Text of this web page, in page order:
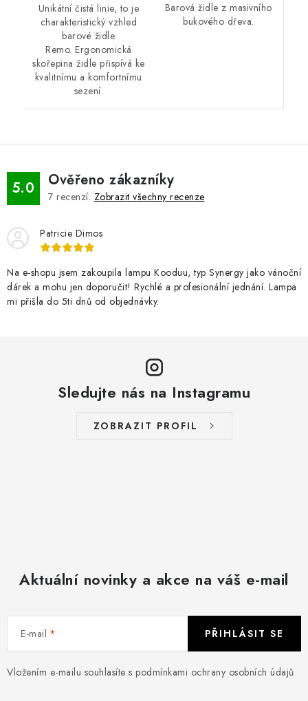
Unikátní čistá linie, to je
charakteristický vzhled
barové židle
Remo. Ergonomická
skořepina židle přispívá ke
kvalitnímu a komfortnímu
sezení.
Barová židle z masivního
bukového dřeva.
5.0 Ověřeno zákazníky
7 recenzí. Zobrazit všechny recenze
Patricie Dimos
Na e-shopu jsem zakoupila lampu Kooduu, typ Synergy jako vánoční
dárek a mohu jen doporučit! Rychlé a profesionální jednání. Lampa
mi přišla do 5ti dnů od objednávky.
Sledujte nás na Instagramu
ZOBRAZIT PROFIL
Aktuální novinky a akce na váš e-mail
E-mail
Vložením e-mailu souhlasíte s podmínkami ochrany osobních údajů
PŘIHLÁSIT SE